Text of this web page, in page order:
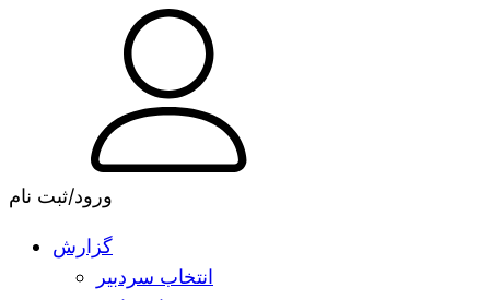
ورود/ثبت نام
گزارش
انتخاب سردبیر